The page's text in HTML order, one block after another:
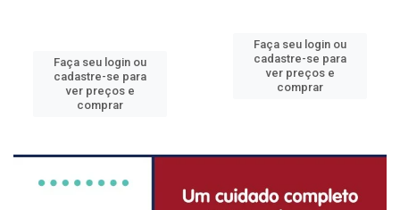
Faça seu login ou
cadastre-se para
ver preços e
comprar
Faça seu login ou
cadastre-se para
ver preços e
comprar